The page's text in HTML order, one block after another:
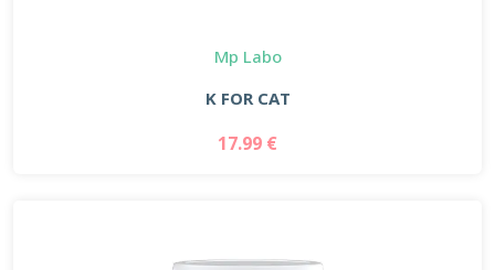
Mp Labo
K FOR CAT
17.99 €